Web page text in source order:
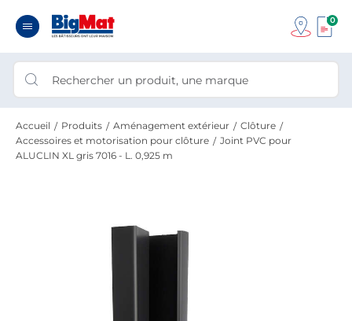
0
Accueil Produits Aménagement extérieur
Clôture
Accessoires et motorisation pour clôture
Joint PVC pour
ALUCLIN XL gris 7016 - L. 0,925 m